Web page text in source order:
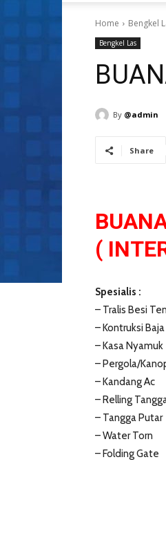
Home Bengkel
Bengkel Las
By @admin
Share
(
Spesialis :
– Tralis Besi
– Kontruksi Baja
– Kasa Nyamuk
– Pergola/
– Kandang Ac
– Relling
– Tangga Putar
– Water Torn
– Folding Gate